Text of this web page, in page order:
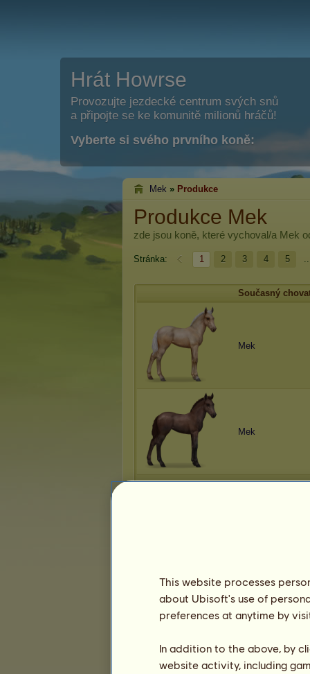
Hrát Howrse
Provozujte jezdecké centrum svých snů
a připojte se ke komunitě milionů hráčů!
Vyberte si svého prvního koně:
Mek » Produkce
Produkce Mek
zde jsou koně, které vychoval/a Mek
Stránka: 1 2 3 4 5
Současný
Mek
Mek
Mek
This website processes
about Ubisoft's use of
preferences at anytime by
In addition to the above, by
website activity, including